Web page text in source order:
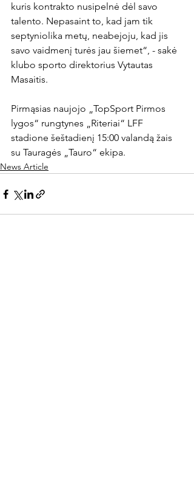
kuris kontrakto nusipelnė dėl savo
talento. Nepasaint to, kad jam tik
septyniolika metų, neabejoju, kad jis
savo vaidmenį turės jau šiemet“, - sakė
klubo sporto direktorius Vytautas
Masaitis.
Pirmąsias naujojo „TopSport Pirmos
lygos“ rungtynes „Riteriai“ LFF
stadione šeštadienį 15:00 valandą žais
su Tauragės „Tauro“ ekipa.
News Article